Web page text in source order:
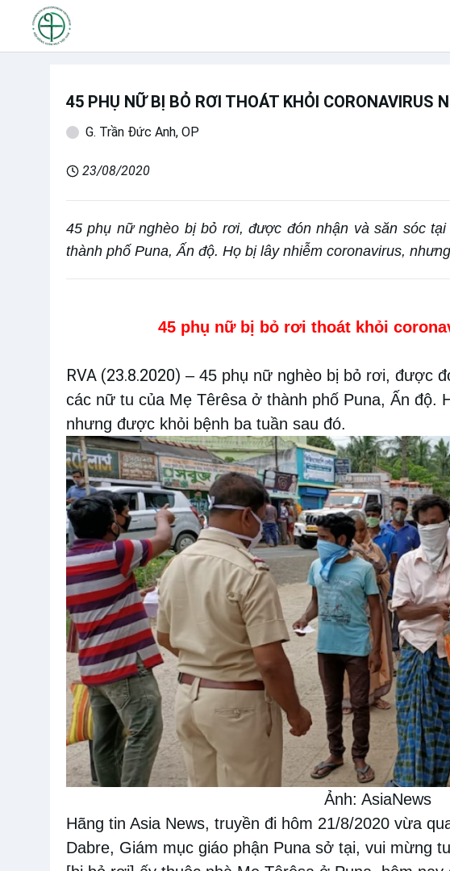
45 PHỤ NỮ BỊ BỎ RƠI THOÁT KHỎI CORONAVIRUS
G. Trần Đức Anh, OP
23/08/2020
45 phụ nữ nghèo bị bỏ rơi, được đón nhận và săn sóc
thành phố Puna, Ấn độ. Họ bị lây nhiễm coronavirus,
45 phụ nữ bị bỏ rơi thoát khỏi
RVA (23.8.2020) – 45 phụ nữ nghèo bị bỏ rơi, được
các nữ tu của Mẹ Têrêsa ở thành phố Puna, Ấn độ.
nhưng được khỏi bệnh ba tuần sau đó.
Ảnh: AsiaNews
Hãng tin Asia News, truyền đi hôm 21/8/2020 vừa
Dabre, Giám mục giáo phận Puna sở tại, vui mừng